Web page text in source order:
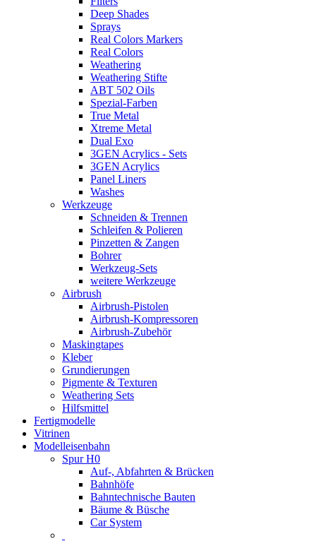
Deep Shades
Sprays
Real Colors Markers
Real Colors
Weathering
Weathering Stifte
ABT 502 Oils
Spezial-Farben
True Metal
Xtreme Metal
Dual Exo
3GEN Acrylics - Sets
3GEN Acrylics
Panel Liners
Washes
Werkzeuge
Schneiden & Trennen
Schleifen & Polieren
Pinzetten & Zangen
Bohrer
Werkzeug-Sets
weitere Werkzeuge
Airbrush
Airbrush-Pistolen
Airbrush-Kompressoren
Airbrush-Zubehör
Maskingtapes
Kleber
Grundierungen
Pigmente & Texturen
Weathering Sets
Hilfsmittel
Fertigmodelle
Vitrinen
Modelleisenbahn
Spur H0
Auf-, Abfahrten & Brücken
Bahnhöfe
Bahntechnische Bauten
Bäume & Büsche
Car System